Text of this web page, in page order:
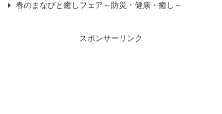
春のまなびと癒しフェア～防災・健康・癒し～
スポンサーリンク